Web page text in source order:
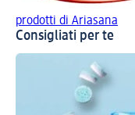
prodotti di Ariasana
Consigliati per te